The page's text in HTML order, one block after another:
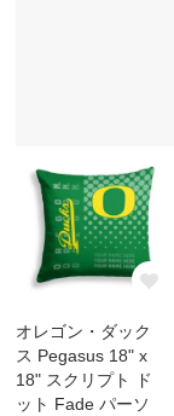
オレゴン・ダック
ス Pegasus 18" x
18" スクリプト ド
ット Fade パーソ